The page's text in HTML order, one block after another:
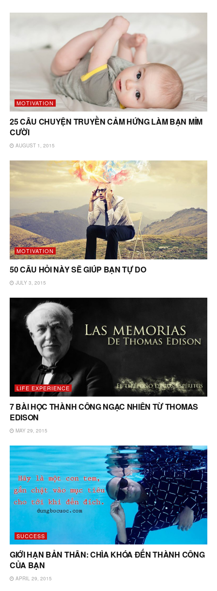
MOTIVATION
25 CÂU CHUYỆN TRUYỀN CẢM HỨNG LÀM BẠN MỈM
CƯỜI
AUGUST 1, 2015
MOTIVATION
50 CÂU HỎI NÀY SẼ GIÚP BẠN TỰ DO
JULY 3, 2015
LIFE EXPERIENCE
7 BÀI HỌC THÀNH CÔNG NGẠC NHIÊN TỪ THOMAS
EDISON
MAY 29, 2015
SUCCESS
GIỚI HẠN BẢN THÂN: CHÌA KHÓA ĐẾN THÀNH CÔNG
CỦA BẠN
APRIL 29, 2015